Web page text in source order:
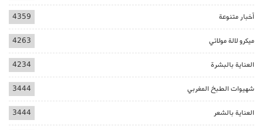
أخبار متنوعة 4359
ميكرو لالة مولاتي 4263
العناية بالبشرة 4234
شهيوات الطبخ المغربي 3444
العناية بالشعر 3444